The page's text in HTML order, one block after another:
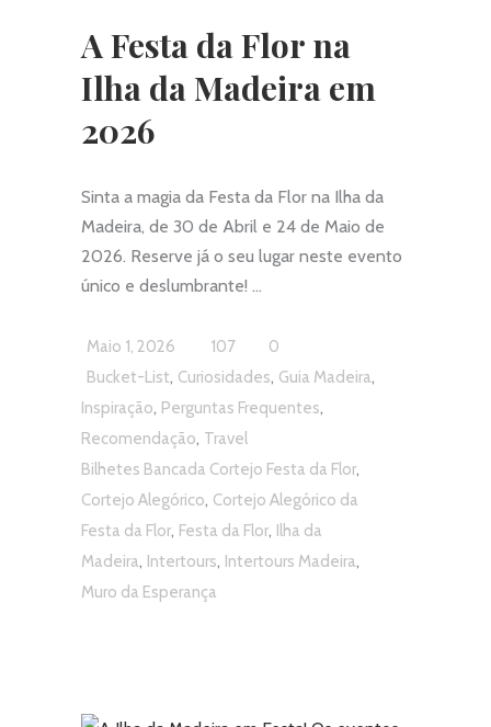
A Festa da Flor na
Ilha da Madeira em
2026
Sinta a magia da Festa da Flor na Ilha da
Madeira, de 30 de Abril e 24 de Maio de
2026. Reserve já o seu lugar neste evento
único e deslumbrante!
Maio 1, 2026 107
0
Bucket-List, Curiosidades, Guia Madeira,
Inspiração, Perguntas Frequentes,
Recomendação, Travel
Bilhetes Bancada Cortejo Festa da Flor,
Cortejo Alegórico, Cortejo Alegórico da
Festa da Flor, Festa da Flor, Ilha da
Madeira, Intertours, Intertours Madeira,
Muro da Esperança